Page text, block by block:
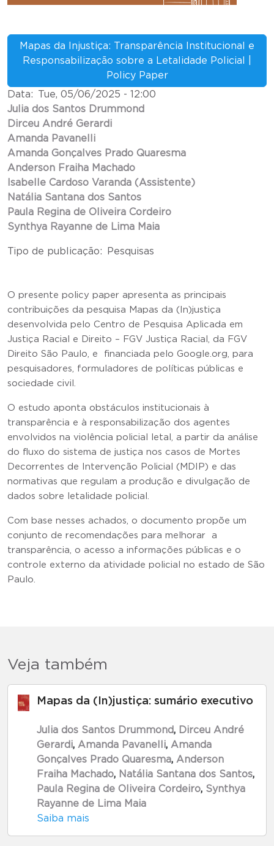
Mapas da Injustiça: Transparência Institucional e
Responsabilização sobre a Letalidade Policial |
Policy Paper
Data
Tue, 05/06/2025 - 12:00
Julia dos Santos Drummond
Dirceu André Gerardi
Amanda Pavanelli
Amanda Gonçalves Prado Quaresma
Anderson Fraiha Machado
Isabelle Cardoso Varanda (Assistente)
Natália Santana dos Santos
Paula Regina de Oliveira Cordeiro
Synthya Rayanne de Lima Maia
Tipo de publicação Pesquisas
O presente policy paper apresenta as principais
contribuições da pesquisa Mapas da (In)justiça
desenvolvida pelo Centro de Pesquisa Aplicada em
Justiça Racial e Direito – FGV Justiça Racial, da FGV
Direito São Paulo, e financiada pelo Google.org, para
pesquisadores, formuladores de políticas públicas e
sociedade civil.
O estudo aponta obstáculos institucionais à
transparência e à responsabilização dos agentes
envolvidos na violência policial letal, a partir da análise
do fluxo do sistema de justiça nos casos de Mortes
Decorrentes de Intervenção Policial (MDIP) e das
normativas que regulam a produção e divulgação de
dados sobre letalidade policial.
Com base nesses achados, o documento propõe um
conjunto de recomendações para melhorar a
transparência, o acesso a informações públicas e o
controle externo da atividade policial no estado de São
Paulo.
Veja também
Mapas da (In)justiça: sumário executivo
Julia dos Santos Drummond, Dirceu André
Gerardi, Amanda Pavanelli, Amanda
Gonçalves Prado Quaresma, Anderson
Fraiha Machado, Natália Santana dos Santos,
Paula Regina de Oliveira Cordeiro, Synthya
Rayanne de Lima Maia
Saiba mais